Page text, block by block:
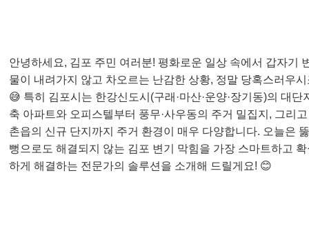
안녕하세요, 김포 주민 여러분! 평화로운 일상 속에서 갑자기
물이 내려가지 않고 차오르는 난감한 상황, 정말 당혹스러우
😅 특히 김포시는 한강신도시(구래·마산·운양·장기동)의 대단
축 아파트와 오피스텔부터 풍무·사우동의 주거 밀집지, 그리
촌읍의 신규 단지까지 주거 환경이 매우 다양합니다. 오늘은
뻥으로도 해결되지 않는 김포 변기 막힘을 가장 스마트하고 확
하게 해결하는 전문가의 솔루션을 소개해 드릴게요! 😊